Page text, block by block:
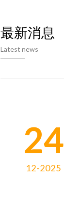
最新消息
Latest news
24
12-2025